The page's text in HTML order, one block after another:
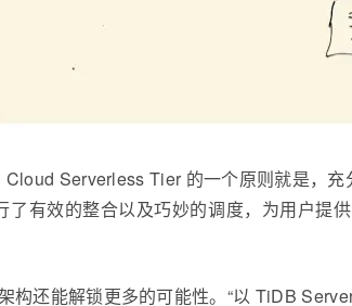
Serverless Tier 的一个原则就是，
了有效的整合以及巧妙的调度，为用户提
构还能解锁更多的可能性。“以 TiDB